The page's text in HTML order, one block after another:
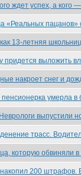
ждет успех, а кого
«Реальных пацанов»
13-летняя
придется выложить
накроет снег и
умерла
выпустили
трасс.
которую обвиняли
200 штрафов.